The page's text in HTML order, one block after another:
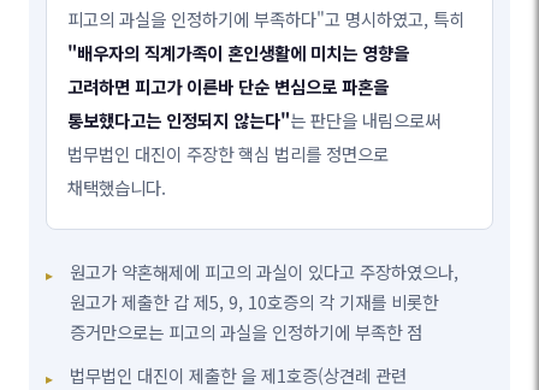
피고의 과실을 인정하기에 부족하다"고 명시하였고, 특히
"배우자의 직계가족이 혼인생활에 미치는 영향을
고려하면 피고가 이른바 단순 변심으로 파혼을
통보했다고는 인정되지 않는다"는 판단을 내림으로써
법무법인 대진이 주장한 핵심 법리를 정면으로
채택했습니다.
원고가 약혼해제에 피고의 과실이 있다고 주장하였으나,
원고가 제출한 갑 제5, 9, 10호증의 각 기재를 비롯한
증거만으로는 피고의 과실을 인정하기에 부족한 점
법무법인 대진이 제출한 을 제1호증(상견례 관련